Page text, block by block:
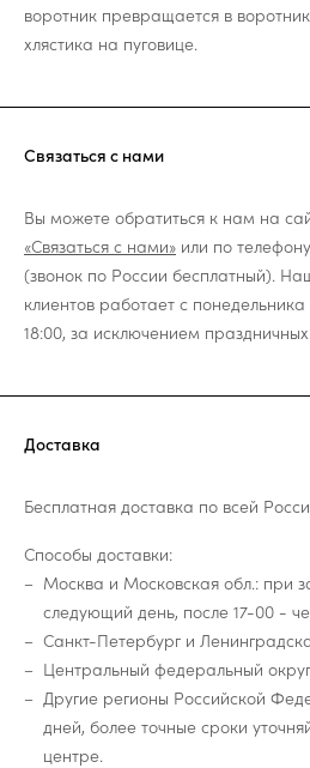
воротник превращается в
хлястика на пуговице.
Связаться с нами
Вы можете обратиться к нам на
«Связаться с нами» или по телефону
(звонок по России бесплатный).
клиентов работает с
18:00, за исключением
Доставка
Бесплатная доставка по всей
Способы доставки:
Москва и Московская обл.: при
следующий день, после 17-00 -
Санкт-Петербург и
Центральный федеральный
Другие регионы Российской
дней, более точные сроки
центре.